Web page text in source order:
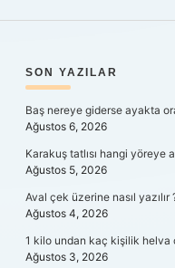
SIDEBAR
SON YAZILAR
Baş nereye giderse ayakta
Ağustos 6, 2026
Karakuş tatlısı hangi yöreye
Ağustos 5, 2026
Aval çek üzerine nasıl yazılır
Ağustos 4, 2026
1 kilo undan kaç kişilik helva
Ağustos 3, 2026